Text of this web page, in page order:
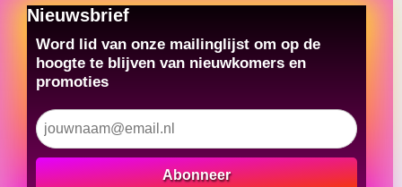
Nieuwsbrief
Word lid van onze mailinglijst om op de
hoogte te blijven van nieuwkomers en
promoties
Abonneer